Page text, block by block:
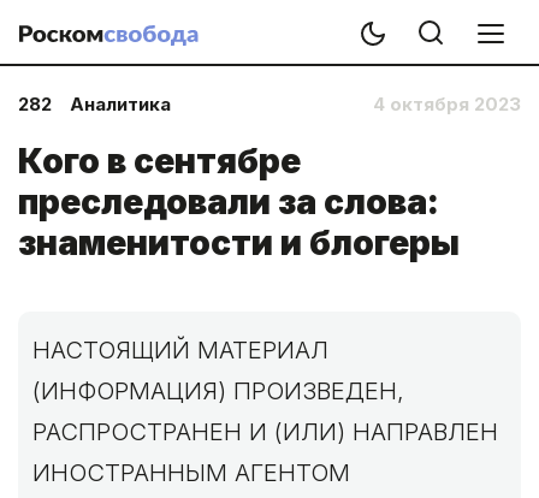
282 Аналитика 4 октября 2023
Кого в сентябре
преследовали за слова:
знаменитости и блогеры
НАСТОЯЩИЙ МАТЕРИАЛ
(ИНФОРМАЦИЯ) ПРОИЗВЕДЕН,
РАСПРОСТРАНЕН И (ИЛИ) НАПРАВЛЕН
ИНОСТРАННЫМ АГЕНТОМ